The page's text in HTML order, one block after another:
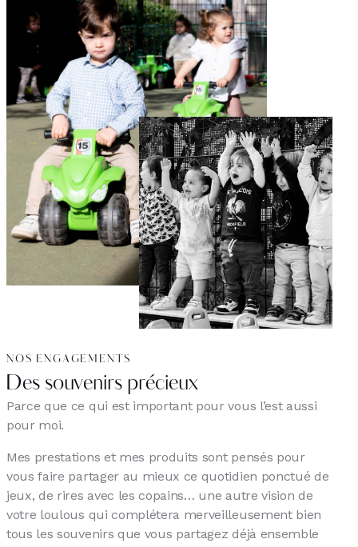
NOS ENGAGEMENTS
Des souvenirs précieux
Parce que ce qui est important pour vous l’est aussi
pour moi.
Mes prestations et mes produits sont pensés pour
vous faire partager au mieux ce quotidien ponctué de
jeux, de rires avec les copains… une autre vision de
votre loulous qui complétera merveilleusement bien
tous les souvenirs que vous partagez déjà ensemble